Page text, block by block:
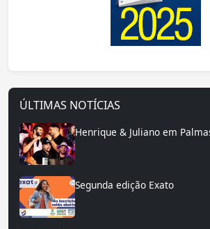
ÚLTIMAS NOTÍCIAS
Henrique & Juliano em
Segunda edição Exato